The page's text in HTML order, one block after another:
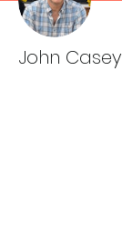
John Casey